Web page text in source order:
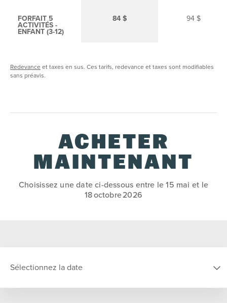
FORFAIT 5
ACTIVITÉS -
ENFANT (3-12)
84 $ 94 $
Redevance et taxes en sus. Ces tarifs, redevance et taxes sont modifiables
sans préavis.
ACHETER
MAINTENANT
Choisissez une date ci-dessous entre le 15 mai et le
18 octobre 2026
Sélectionnez la date